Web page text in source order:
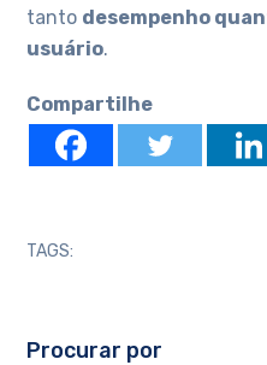
tanto desempenho
usuário.
Compartilhe
TAGS:
Procurar por